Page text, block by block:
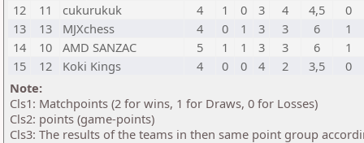
12
11 cukurukuk 4 1 0 3 4 4,5
0
13
13 MJXchess 4 0 1 3 3 6
1
14
10 AMD SANZAC 5 1 1 3 3 6
1
15
12 Koki Kings 4 0 0 4 2 3,5
0
Note:
Cls1: Matchpoints (2 for wins, 1 for Draws, 0 for Losses)
Cls2: points (game-points)
Cls3: The results of the teams in then same point group